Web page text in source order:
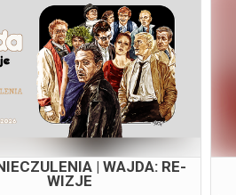
RÓWNOLEGŁE | SENIOR W
MUZIE